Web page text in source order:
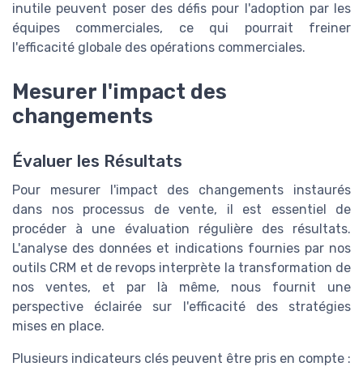
inutile peuvent poser des défis pour l'adoption par les
équipes commerciales, ce qui pourrait freiner
l'efficacité globale des opérations commerciales.
Mesurer l'impact des
changements
Évaluer les Résultats
Pour mesurer l'impact des changements instaurés
dans nos processus de vente, il est essentiel de
procéder à une évaluation régulière des résultats.
L'analyse des données et indications fournies par nos
outils CRM et de revops interprète la transformation de
nos ventes, et par là même, nous fournit une
perspective éclairée sur l'efficacité des stratégies
mises en place.
Plusieurs indicateurs clés peuvent être pris en compte :